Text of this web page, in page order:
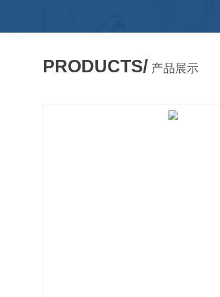
PRODUCTS/ 产品展示